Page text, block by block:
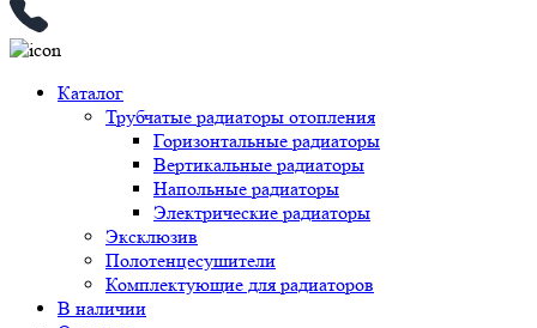
Каталог
Трубчатые радиаторы отопления
Горизонтальные радиаторы
Вертикальные радиаторы
Напольные радиаторы
Электрические радиаторы
Эксклюзив
Полотенцесушители
Комплектующие для радиаторов
В наличии